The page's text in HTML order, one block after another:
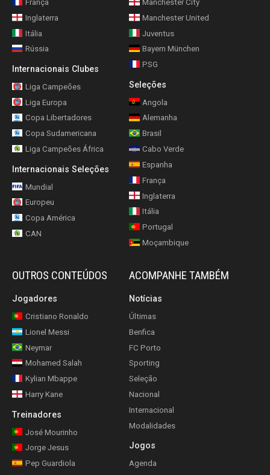
França
Inglaterra
Itália
Rússia
Internacionais Clubes
Liga Campeões
Liga Europa
Copa Libertadores
Copa Sudamericana
Liga Campeões África
Internacionais Seleções
Mundial
Europeu
Copa América
CAN
Manchester City
Manchester United
Juventus
Bayern München
PSG
Seleções
Angola
Alemanha
Brasil
Cabo Verde
Espanha
França
Inglaterra
Itália
Portugal
Moçambique
OUTROS CONTEÚDOS
Jogadores
Cristiano Ronaldo
Lionel Messi
Neymar
Mohamed Salah
Kylian Mbappe
Harry Kane
Treinadores
José Mourinho
Jorge Jesus
Pep Guardiola
ACOMPANHE TAMBÉM
Notícias
Últimas
Benfica
FC Porto
Sporting
Seleção
Nacional
Internacional
Modalidades
Jogos
Agenda